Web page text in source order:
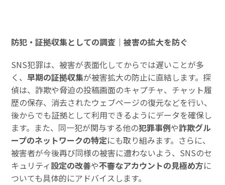
防犯・証拠収集としての調査｜被害の拡大を防ぐ
SNS犯罪は、被害が表面化してからでは遅いことが多
く、早期の証拠収集が被害拡大の防止に直結します。探
偵は、詐欺や脅迫の投稿画面のキャプチャ、チャット履
歴の保存、消去されたウェブページの復元などを行い、
後からでも証拠として利用できるようにデータを確保し
ます。また、同一犯が関与する他の犯罪事例や詐欺グル
ープのネットワークの特定にも取り組みます。さらに、
被害者が今後再び同様の被害に遭わないよう、SNSのセ
キュリティ設定の改善や不審なアカウントの見極め方に
ついても具体的にアドバイスします。